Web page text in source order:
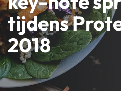
tijdens
2018